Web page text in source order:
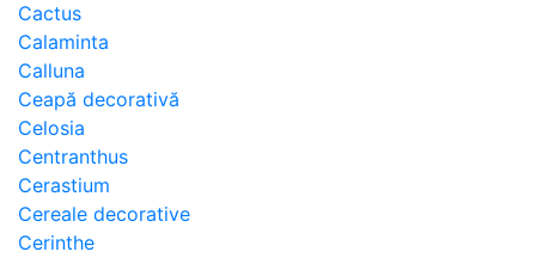
Cactus
Calaminta
Calluna
Ceapă decorativă
Celosia
Centranthus
Cerastium
Cereale decorative
Cerinthe